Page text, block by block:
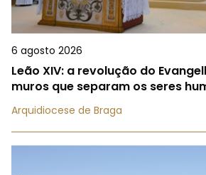
6 agosto 2026
Leão XIV: a revolução do
muros que separam os seres
Arquidiocese de Braga